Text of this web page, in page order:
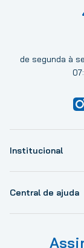
de segunda à
Institucional
Central de ajuda